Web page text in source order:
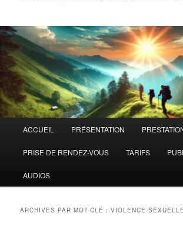
principal
ACCUEIL PRÉSENTATION
PRISE DE RENDEZ-VOUS TARIFS
AUDIOS
ARCHIVES PAR MOT-CLÉ :VIOLENCE SEXUELLE